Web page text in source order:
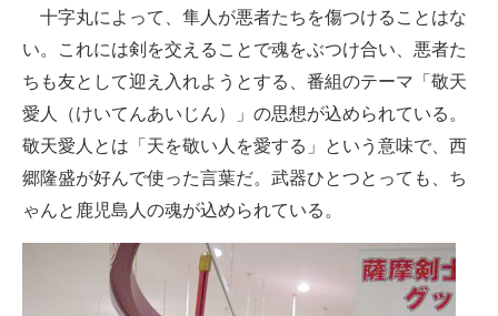
十字丸によって、隼人が悪者たちを傷つけることはな
い。これには剣を交えることで魂をぶつけ合い、悪者た
ちも友として迎え入れようとする、番組のテーマ「敬天
愛人（けいてんあいじん）」の思想が込められている。
敬天愛人とは「天を敬い人を愛する」という意味で、西
郷隆盛が好んで使った言葉だ。武器ひとつとっても、ち
ゃんと鹿児島人の魂が込められている。